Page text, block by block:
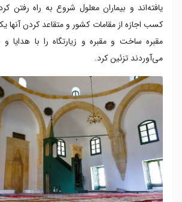
یافته‌اند و بیماران معلول شروع به راه رفتن
کسب اجازه از مقامات کشور و متقاعد کردن آنها
مقبره ساخت و مقبره و زیارتگاه را با هدایا
می‌آوردند تزئین کرد.